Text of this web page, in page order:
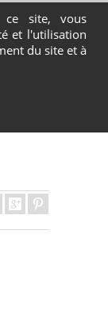
ce site, vous
et l'utilisation
du site et à